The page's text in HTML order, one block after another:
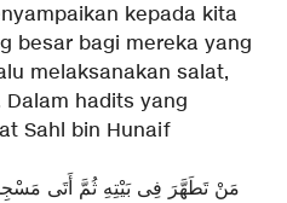
kepada kita
besar bagi mereka yang
melaksanakan salat,
hadits yang
Sahl bin Hunaif
مَنْ تَطَهَّرَ فِى بَيْتِهِ ثُمَّ أَتَى